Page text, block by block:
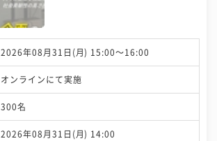
2026年08月31日(月) 15:00〜16:00
オンラインにて実施
300名
2026年08月31日(月) 14:00